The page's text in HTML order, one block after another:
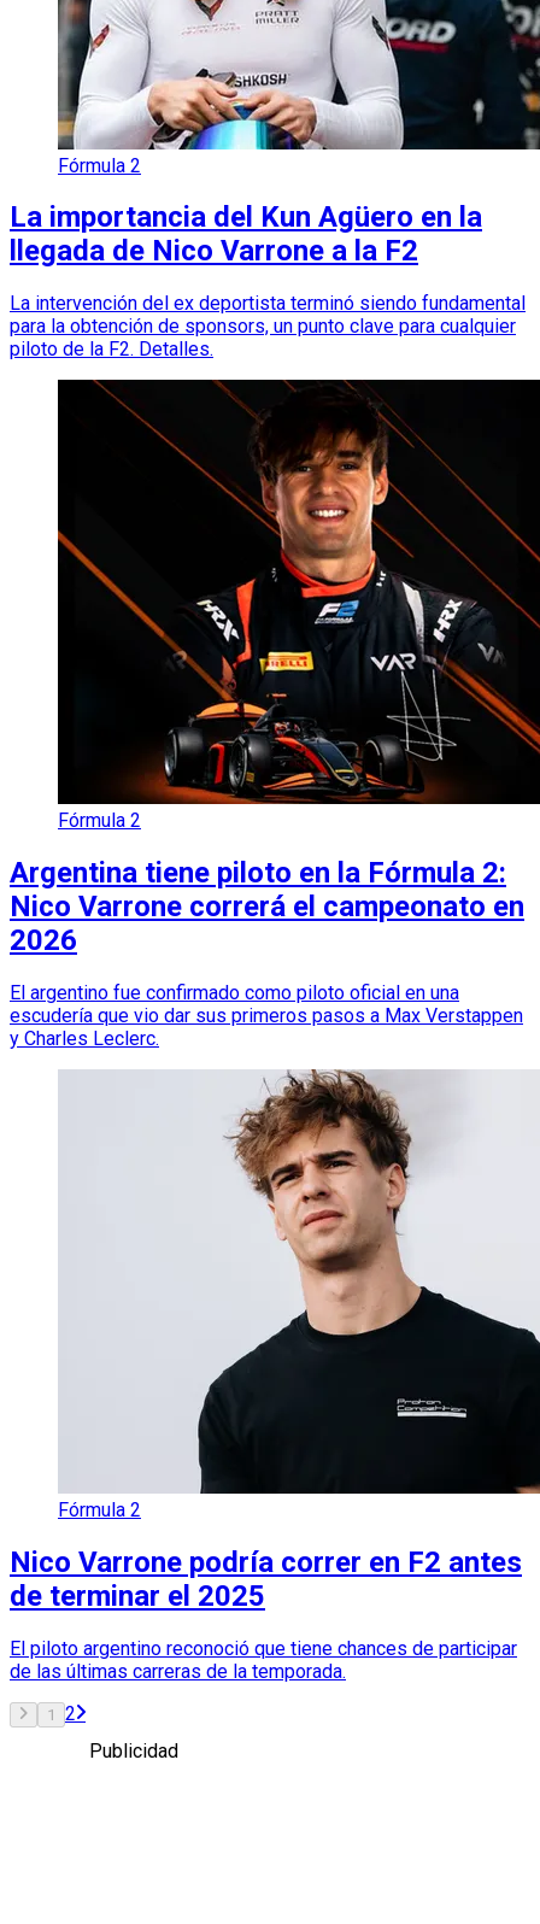
Fórmula 2
La importancia del Kun Agüero en la
llegada de Nico Varrone a la F2
La intervención del ex deportista terminó siendo fundamental
para la obtención de sponsors, un punto clave para cualquier
piloto de la F2. Detalles.
Fórmula 2
Argentina tiene piloto en la Fórmula 2:
Nico Varrone correrá el campeonato en
2026
El argentino fue confirmado como piloto oficial en una
escudería que vio dar sus primeros pasos a Max Verstappen
y Charles Leclerc.
Fórmula 2
Nico Varrone podría correr en F2 antes
de terminar el 2025
El piloto argentino reconoció que tiene chances de participar
de las últimas carreras de la temporada.
1
2
Publicidad